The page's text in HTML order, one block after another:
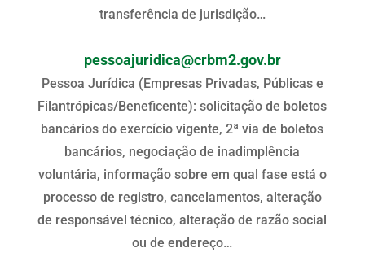
transferência de jurisdição…
pessoajuridica@crbm2.gov.br
Pessoa Jurídica (Empresas Privadas, Públicas e
Filantrópicas/Beneficente): solicitação de boletos
bancários do exercício vigente, 2ª via de boletos
bancários, negociação de inadimplência
voluntária, informação sobre em qual fase está o
processo de registro, cancelamentos, alteração
de responsável técnico, alteração de razão social
ou de endereço…